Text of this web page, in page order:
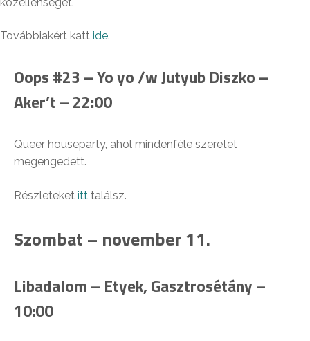
Továbbiakért katt ide.
Oops #23 – Yo yo /w Jutyub Diszko –
Aker’t – 22:00
Queer houseparty, ahol mindenféle szeretet
megengedett.
Részleteket itt találsz.
Szombat – november 11.
Libadalom – Etyek, Gasztrosétány –
10:00